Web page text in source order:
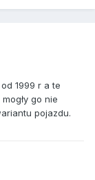
1999 r a te
go nie
pojazdu.